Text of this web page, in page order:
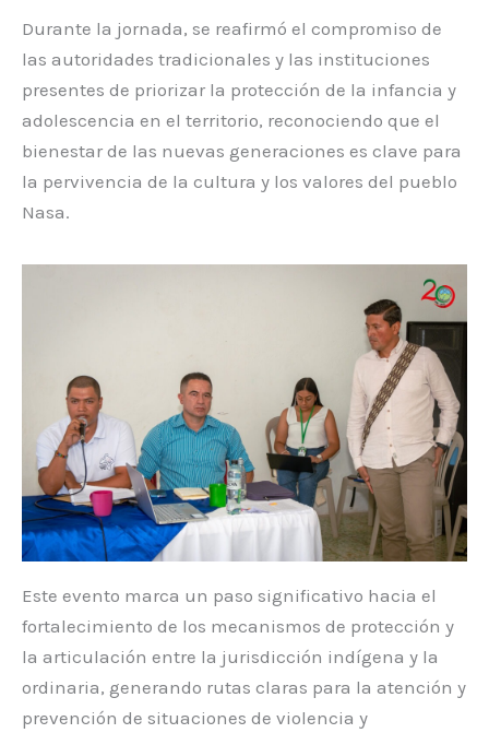
Durante la jornada, se reafirmó el compromiso de
las autoridades tradicionales y las instituciones
presentes de priorizar la protección de la infancia y
adolescencia en el territorio, reconociendo que el
bienestar de las nuevas generaciones es clave para
la pervivencia de la cultura y los valores del pueblo
Nasa.
Este evento marca un paso significativo hacia el
fortalecimiento de los mecanismos de protección y
la articulación entre la jurisdicción indígena y la
ordinaria, generando rutas claras para la atención y
prevención de situaciones de violencia y